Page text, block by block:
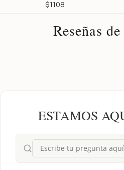
$1108
Reseñas
ESTAMOS